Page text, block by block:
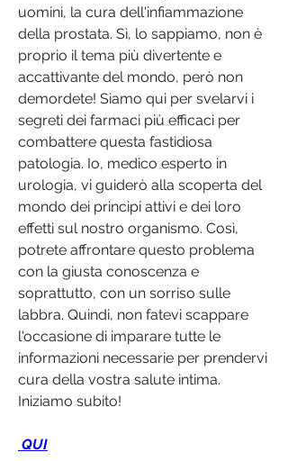
uomini, la cura dell'infiammazione
della prostata. Sì, lo sappiamo, non è
proprio il tema più divertente e
accattivante del mondo, però non
demordete! Siamo qui per svelarvi i
segreti dei farmaci più efficaci per
combattere questa fastidiosa
patologia. Io, medico esperto in
urologia, vi guiderò alla scoperta del
mondo dei principi attivi e dei loro
effetti sul nostro organismo. Così,
potrete affrontare questo problema
con la giusta conoscenza e
soprattutto, con un sorriso sulle
labbra. Quindi, non fatevi scappare
l'occasione di imparare tutte le
informazioni necessarie per prendervi
cura della vostra salute intima.
Iniziamo subito!
QUI